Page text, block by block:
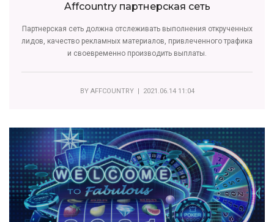
Affcountry партнерская сеть
Партнерская сеть должна отслеживать выполнения открученных
лидов, качество рекламных материалов, привлеченного трафика
и своевременно производить выплаты.
BY AFFCOUNTRY| 2021.06.14 11:04